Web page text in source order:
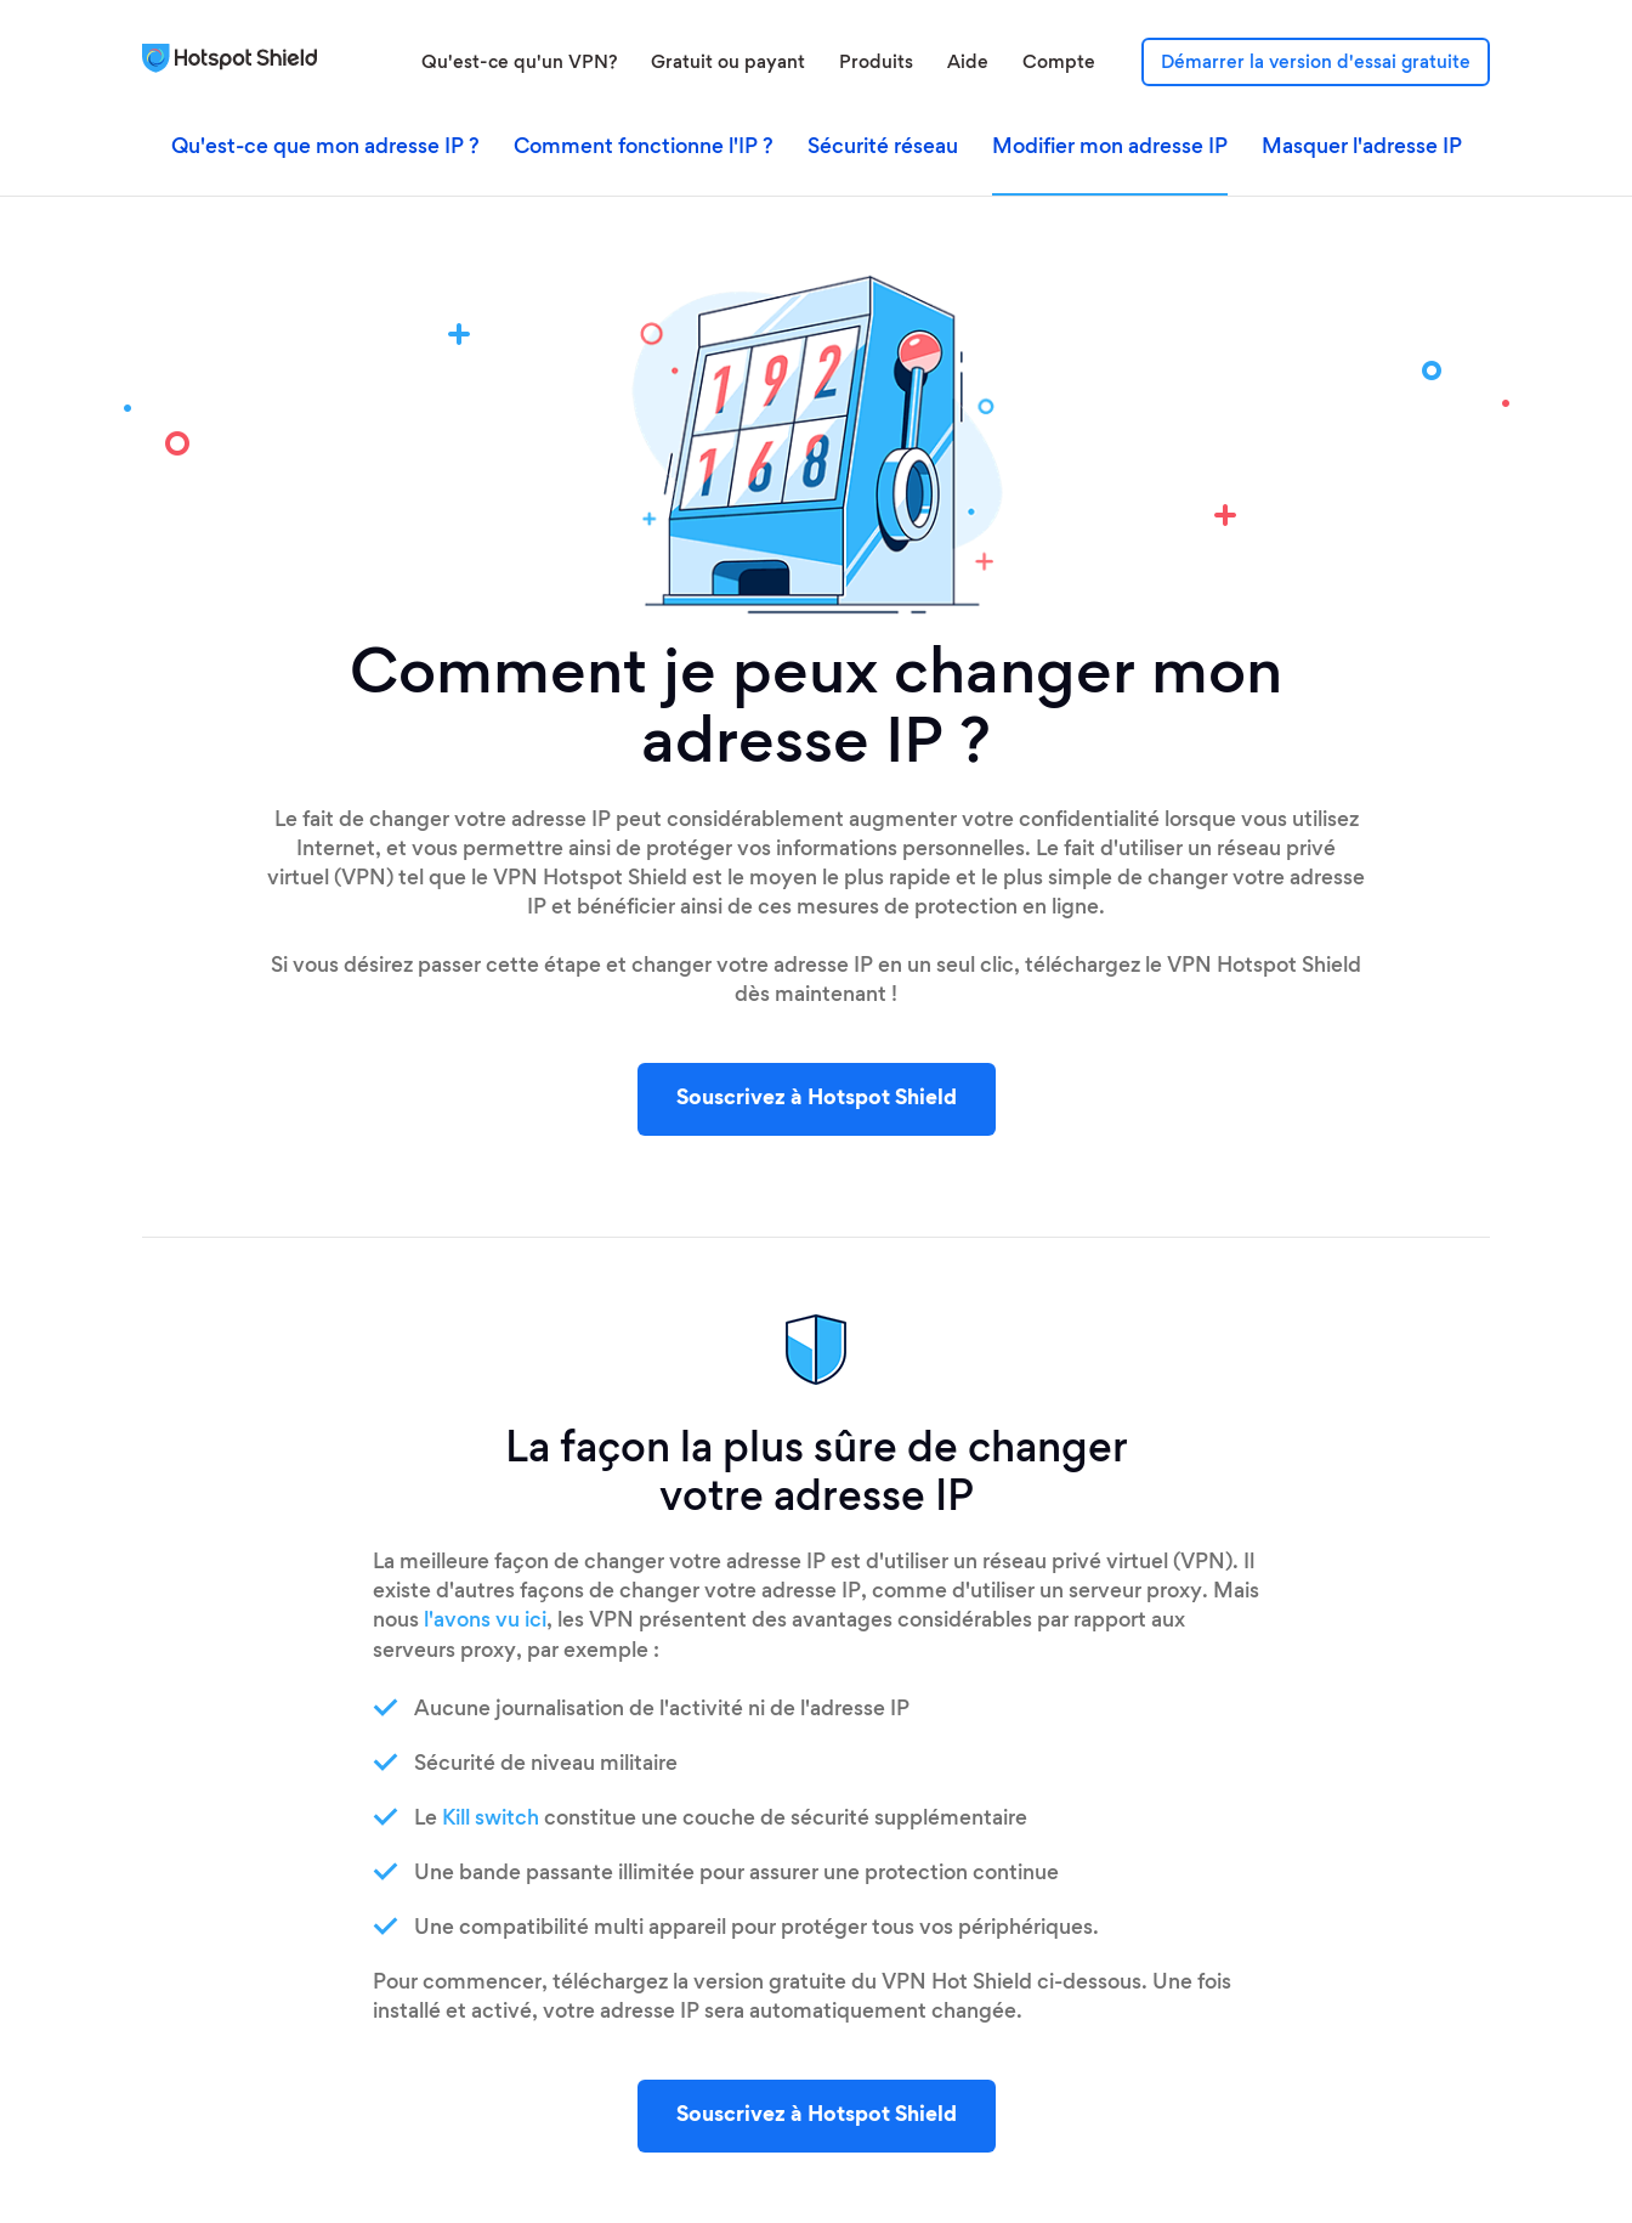
Qu'est-ce qu'un VPN? Gratuit ou payant Produits Aide Compte Démarrer la version d'essai gratuite
Qu'est-ce que mon adresse IP ? Comment fonctionne l'IP ? Sécurité réseau Modifier mon adresse IP Masquer l'adresse IP
Comment je peux changer mon
adresse IP ?
Le fait de changer votre adresse IP peut considérablement augmenter votre confidentialité lorsque vous utilisez
Internet, et vous permettre ainsi de protéger vos informations personnelles. Le fait d'utiliser un réseau privé
virtuel (VPN) tel que le VPN Hotspot Shield est le moyen le plus rapide et le plus simple de changer votre adresse
IP et bénéficier ainsi de ces mesures de protection en ligne.
Si vous désirez passer cette étape et changer votre adresse IP en un seul clic, téléchargez le VPN Hotspot Shield
dès maintenant !
Souscrivez à Hotspot Shield
La façon la plus sûre de changer
votre adresse IP
La meilleure façon de changer votre adresse IP est d'utiliser un réseau privé virtuel (VPN). Il
existe d'autres façons de changer votre adresse IP, comme d'utiliser un serveur proxy. Mais
nous l'avons vu ici, les VPN présentent des avantages considérables par rapport aux
serveurs proxy, par exemple :
Aucune journalisation de l'activité ni de l'adresse IP
Sécurité de niveau militaire
Le Kill switch constitue une couche de sécurité supplémentaire
Une bande passante illimitée pour assurer une protection continue
Une compatibilité multi appareil pour protéger tous vos périphériques.
Pour commencer, téléchargez la version gratuite du VPN Hot Shield ci-dessous. Une fois
installé et activé, votre adresse IP sera automatiquement changée.
Souscrivez à Hotspot Shield